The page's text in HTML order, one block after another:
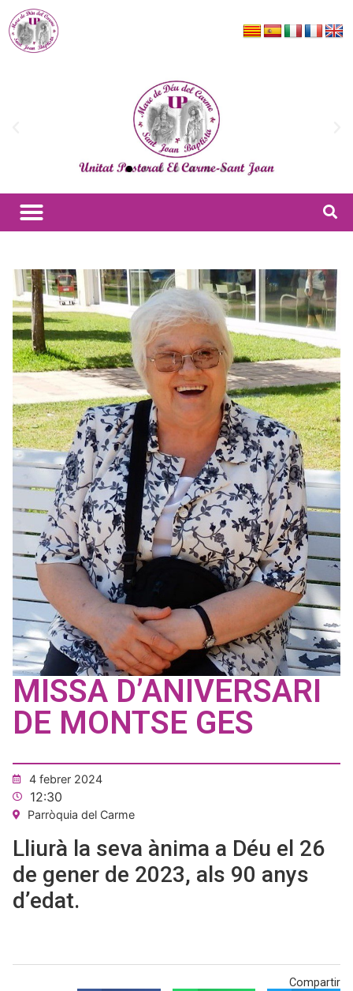
MISSA D’ANIVERSARI
DE MONTSE GES
4 febrer 2024
12:30
Parròquia del Carme
Lliurà la seva ànima a Déu el 26
de gener de 2023, als 90 anys
d’edat.
Compartir